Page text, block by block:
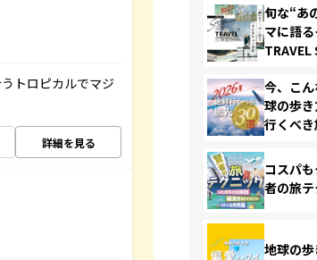
トロピカルでマジ
詳細を見る
旬な“あ
マに語
TRAVEL
今、こ
球の歩
行くべ
コスパ
者の旅
地球の